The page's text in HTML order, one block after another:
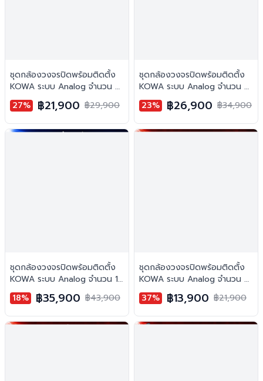
ชุดกล้องวงจรปิดพร้อมติดตั้ง
KOWA ระบบ Analog จำนวน 6
ตัว ความคมชัด 2MP บันทึกภาพ
พร้อมเสียง
27% ฿21,900 ฿29,900
ชุดกล้องวงจรปิดพร้อมติดตั้ง
KOWA ระบบ Analog จำนวน 8
ตัว ความคมชัด 2MP บันทึกภาพ
พร้อมเสียง
23% ฿26,900 ฿34,900
ชุดกล้องวงจรปิดพร้อมติดตั้ง
KOWA ระบบ Analog จำนวน 10
ตัว ความคมชัด 2MP บันทึกภาพ
พร้อมเสียง
18% ฿35,900 ฿43,900
ชุดกล้องวงจรปิดพร้อมติดตั้ง
KOWA ระบบ Analog จำนวน 2
ตัว ความคมชัด 5MP บันทึกภาพ
สี 24 ชั่วโมง พร้อมบันทึกเสียง
37% ฿13,900 ฿21,900